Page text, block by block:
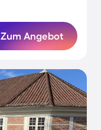
Zum Angebot